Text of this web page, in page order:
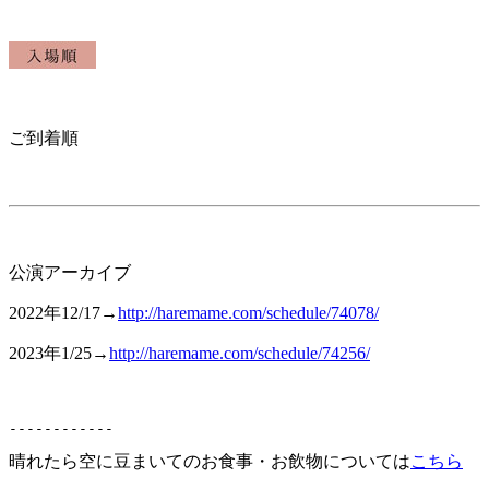
ご到着順
公演アーカイブ
2022年12/17→http://haremame.com/schedule/74078/
2023年1/25→http://haremame.com/schedule/74256/
------------
晴れたら空に豆まいてのお食事・お飲物についてはこちら